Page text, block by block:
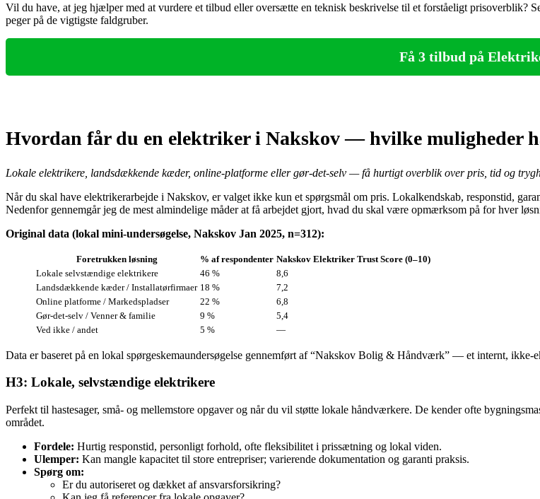
Vil du have, at jeg hjælper med at vurdere et tilbud eller oversætte en teknisk beskrivelse til et forståeligt prisoverblik?
peger på de vigtigste faldgruber.
Få 3 tilbud på
Hvordan får du en elektriker i Nakskov — hvilke muligheder
Lokale elektrikere, landsdækkende kæder, online-platforme eller gør‑det‑selv — få hurtigt overblik over pris, tid og
Når du skal have elektrikerarbejde i Nakskov, er valget ikke kun et spørgsmål om pris. Lokalkendskab, responstid,
Nedenfor gennemgår jeg de mest almindelige måder at få arbejdet gjort, hvad du skal være opmærksom på for hver
Original data (lokal mini‑undersøgelse, Nakskov Jan 2025, n=312):
Foretrukken løsning % af respondenter Nakskov Elektriker Trust Score (0–10)
Lokale selvstændige elektrikere
46 %
8,6
Landsdækkende kæder / Installatørfirmaer 18 %
7,2
Online platforme / Markedspladser
22 %
6,8
Gør‑det‑selv / Venner & familie
9 %
5,4
Ved ikke / andet
5 % —
Data er baseret på en lokal spørgeskemaundersøgelse gennemført af “Nakskov Bolig & Håndværk” — et internt,
H3: Lokale, selvstændige elektrikere
Perfekt til hastesager, små‑ og mellemstore opgaver og når du vil støtte lokale håndværkere. De kender ofte
området.
Fordele: Hurtig responstid, personligt forhold, ofte fleksibilitet i prissætning og lokal viden.
Ulemper: Kan mangle kapacitet til store entrepriser; varierende dokumentation og garanti praksis.
Spørg om:
Er du autoriseret og dækket af ansvarsforsikring?